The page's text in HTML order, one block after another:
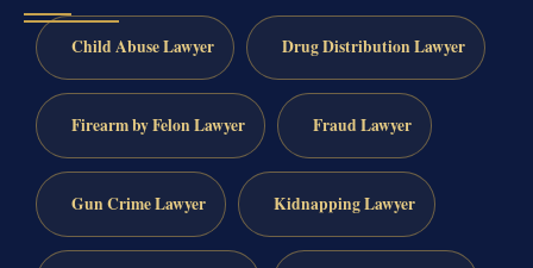
Child Abuse Lawyer Drug Distribution Lawyer
Firearm by Felon Lawyer Fraud Lawyer
Gun Crime Lawyer Kidnapping Lawyer